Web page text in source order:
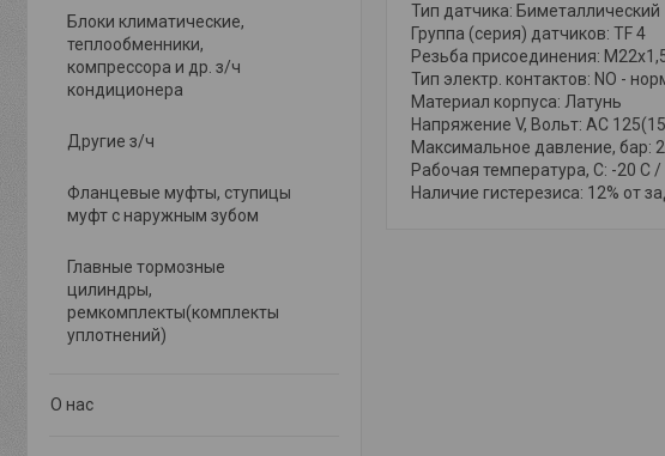
Тип датчика: Биметаллический
Группа (серия) датчиков: TF 4
Резьба присоединения:
Тип электр. контактов: NO -
Материал корпуса: Латунь
Напряжение V, Вольт: AC
Максимальное давление, бар:
Рабочая температура, С: -20 С
Наличие гистерезиса: 12% от
Блоки климатические,
теплообменники,
компрессора и др. з/ч
кондиционера
Другие з/ч
Фланцевые муфты, ступицы
муфт с наружным зубом
Главные тормозные
цилиндры,
ремкомплекты(комплекты
уплотнений)
О нас